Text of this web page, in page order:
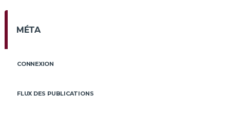
MÉTA
CONNEXION
FLUX DES PUBLICATIONS